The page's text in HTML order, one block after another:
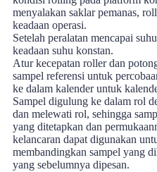
menyalakan saklar pemanas,
keadaan operasi.
Setelah peralatan mencapai
keadaan suhu konstan.
Atur kecepatan roller dan
sampel referensi untuk
ke dalam kalender untuk
Sampel digulung ke dalam rol
dan melewati rol, sehingga
yang ditetapkan dan
kelancaran dapat digunakan
membandingkan sampel yang
yang sebelumnya dipesan.